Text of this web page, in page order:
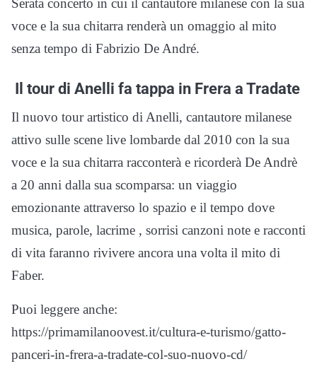
Serata concerto in cui il cantautore milanese con la sua
voce e la sua chitarra renderà un omaggio al mito
senza tempo di Fabrizio De André.
Il tour di Anelli fa tappa in Frera a Tradate
Il nuovo tour artistico di Anelli, cantautore milanese
attivo sulle scene live lombarde dal 2010 con la sua
voce e la sua chitarra racconterà e ricorderà De Andrè
a 20 anni dalla sua scomparsa: un viaggio
emozionante attraverso lo spazio e il tempo dove
musica, parole, lacrime , sorrisi canzoni note e racconti
di vita faranno rivivere ancora una volta il mito di
Faber.
Puoi leggere anche:
https://primamilanoovest.it/cultura-e-turismo/gatto-
panceri-in-frera-a-tradate-col-suo-nuovo-cd/